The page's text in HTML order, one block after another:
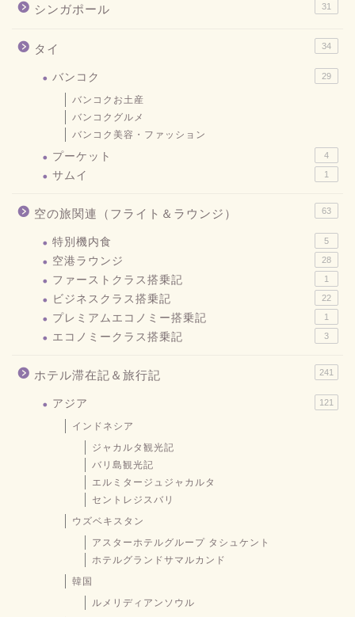
シンガポール 31
タイ 34
バンコク 29
バンコクお土産
バンコクグルメ
バンコク美容・ファッション
プーケット 4
サムイ 1
空の旅関連（フライト＆ラウンジ） 63
特別機内食 5
空港ラウンジ 28
ファーストクラス搭乗記 1
ビジネスクラス搭乗記 22
プレミアムエコノミー搭乗記 1
エコノミークラス搭乗記 3
ホテル滞在記＆旅行記 241
アジア 121
インドネシア
ジャカルタ観光記
バリ島観光記
エルミタージュジャカルタ
セントレジスバリ
ウズベキスタン
アスターホテルグループ タシュケント
ホテルグランドサマルカンド
韓国
ルメリディアンソウル